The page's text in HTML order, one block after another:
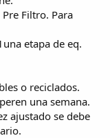
Filtro. Para
etapa de eq.
o reciclados.
una semana.
ajustado se debe